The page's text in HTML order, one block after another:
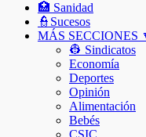
🏥 Sanidad
👮Sucesos
MÁS SECCIONES
👷 Sindicatos
Economía
Deportes
Opinión
Alimentación
Bebés